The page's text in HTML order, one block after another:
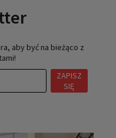
aby być na bieżąco z
ZAPISZ
SIĘ